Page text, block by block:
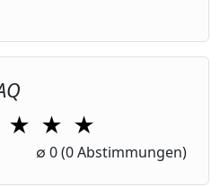
2 Stars
★
3 Stars
★
4 Stars
★
5 Stars
∅ 0(0 Abstimmungen)